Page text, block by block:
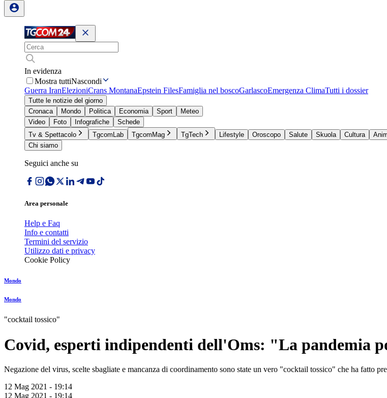
In evidenza
Mostra tuttiNascondi
Guerra IranElezioniCrans MontanaEpstein FilesFamiglia nel boscoGarlascoEmergenza ClimaTutti i dossier
Tutte le notizie del giorno
Cronaca
Mondo Politica Economia Sport
Meteo
Video
Foto Infografiche
Schede
Tv & Spettacolo
TgcomLab TgcomMag TgTech Lifestyle Oroscopo Salute Skuola Cultura
Chi siamo
Seguici anche su
Area personale
Help e Faq
Info e contatti
Termini del servizio
Utilizzo dati e privacy
Cookie Policy
Mondo
Mondo
"cocktail tossico"
Covid, esperti indipendenti dell'Oms: "La pandemia
Negazione del virus, scelte sbagliate e mancanza di coordinamento sono state un vero "cocktail tossico" che ha fatto
12 Mag 2021 - 19:14
12 Mag 2021 - 19:14